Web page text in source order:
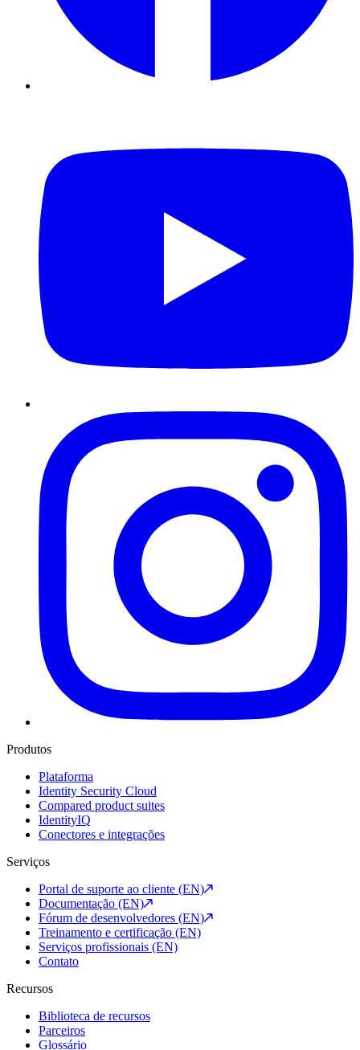
Produtos
Plataforma
Identity Security Cloud
Compared product suites
IdentityIQ
Conectores e integrações
Serviços
Portal de suporte ao cliente (EN)
Documentação (EN)
Fórum de desenvolvedores (EN)
Treinamento e certificação (EN)
Serviços profissionais (EN)
Contato
Recursos
Biblioteca de recursos
Parceiros
Glossário